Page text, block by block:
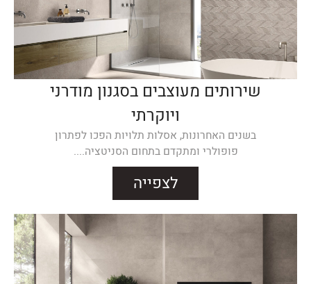
שירותים מעוצבים בסגנון מודרני
ויוקרתי
בשנים האחרונות, אסלות תלויות הפכו לפתרון
פופולרי ומתקדם בתחום הסניטציה....
לצפייה